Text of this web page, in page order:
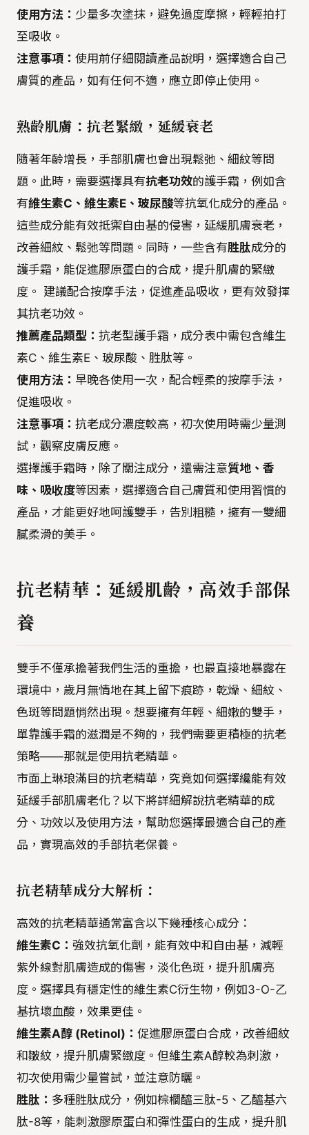
使用方法： 少量多次塗抹，避免過度摩擦，輕輕拍打
至吸收。
注意事項： 使用前仔細閱讀產品說明，選擇適合自己
膚質的產品，如有任何不適，應立即停止使用。
熟齡肌膚：抗老緊緻，延緩衰老
隨著年齡增長，手部肌膚也會出現鬆弛、細紋等問
題。此時，需要選擇具有抗老功效的護手霜，例如含
有維生素C、維生素E、玻尿酸等抗氧化成分的產品。
這些成分能有效抵禦自由基的侵害，延緩肌膚衰老，
改善細紋、鬆弛等問題。同時，一些含有胜肽成分的
護手霜，能促進膠原蛋白的合成，提升肌膚的緊緻
度。 建議配合按摩手法，促進產品吸收，更有效發揮
其抗老功效。
推薦產品類型： 抗老型護手霜，成分表中需包含維生
素C、維生素E、玻尿酸、胜肽等。
使用方法： 早晚各使用一次，配合輕柔的按摩手法，
促進吸收。
注意事項： 抗老成分濃度較高，初次使用時需少量測
試，觀察皮膚反應。
選擇護手霜時，除了關注成分，還需注意質地、香
味、吸收度等因素，選擇適合自己膚質和使用習慣的
產品，才能更好地呵護雙手，告別粗糙，擁有一雙細
膩柔滑的美手。
抗老精華：延緩肌齡，高效手部保
養
雙手不僅承擔著我們生活的重擔，也最直接地暴露在
環境中，歲月無情地在其上留下痕跡，乾燥、細紋、
色斑等問題悄然出現。想要擁有年輕、細嫩的雙手，
單靠護手霜的滋潤是不夠的，我們需要更積極的抗老
策略——那就是使用抗老精華。
市面上琳琅滿目的抗老精華，究竟如何選擇纔能有效
延緩手部肌膚老化？以下將詳細解說抗老精華的成
分、功效以及使用方法，幫助您選擇最適合自己的產
品，實現高效的手部抗老保養。
抗老精華成分大解析：
高效的抗老精華通常富含以下幾種核心成分：
維生素C： 強效抗氧化劑，能有效中和自由基，減輕
紫外線對肌膚造成的傷害，淡化色斑，提升肌膚亮
度。選擇具有穩定性的維生素C衍生物，例如3-O-乙
基抗壞血酸，效果更佳。
維生素A醇 (Retinol)： 促進膠原蛋白合成，改善細紋
和皺紋，提升肌膚緊緻度。但維生素A醇較為刺激，
初次使用需少量嘗試，並注意防曬。
胜肽： 多種胜肽成分，例如棕櫚醯三肽-5、乙醯基六
肽-8等，能刺激膠原蛋白和彈性蛋白的生成，提升肌